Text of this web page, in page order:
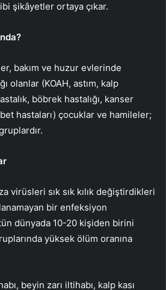
şikâyetler ortaya çıkar.
bakım ve huzur evlerinde
olanlar (KOAH, astım, kalp
böbrek hastalığı, kanser
hastaları) çocuklar ve hamileler;
virüsleri sık sık kılık değiştirdikleri
bir enfeksiyon
dünyada 10-20 kişiden birini
yüksek ölüm oranına
beyin zarı iltihabı, kalp kası